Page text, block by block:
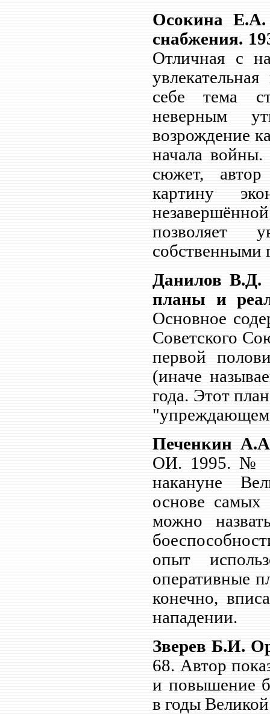
Осокина
снабжения.
Отличная с
себе тема
неверным
возрождение
начала войны.
сюжет,
картину
позволяет
собственными
Данилов В.Д.
планы и
Основное
Советского
первой
(иначе
года. Этот
"упреждающем
Печенкин
ОИ. 1995. №
накануне
основе
можно
опыт
оперативные
конечно,
нападении.
Зверев Б.И.
68. Автор
и повышение
в годы